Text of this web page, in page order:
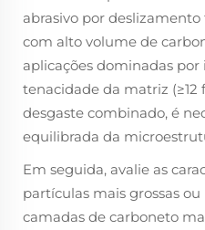
abrasivo por
com alto volume de
aplicações dominadas
tenacidade da matriz (≥12
desgaste combinado, é
equilibrada da
Em seguida, avalie as
partículas mais grossas
camadas de carboneto